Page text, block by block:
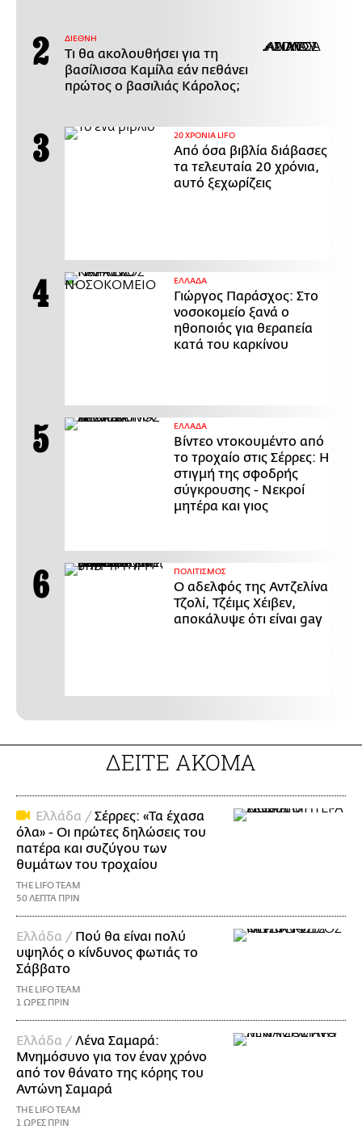
ΔΙΕΘΝΗ
Τι θα ακολουθήσει για τη
βασίλισσα Καμίλα εάν πεθάνει
πρώτος ο βασιλιάς Κάρολος;
20 ΧΡΟΝΙΑ LIFO
Από όσα βιβλία διάβασες
τα τελευταία 20 χρόνια,
αυτό ξεχωρίζεις
ΕΛΛΑΔΑ
Γιώργος Παράσχος: Στο
νοσοκομείο ξανά ο
ηθοποιός για θεραπεία
κατά του καρκίνου
ΕΛΛΑΔΑ
Βίντεο ντοκουμέντο από
το τροχαίο στις Σέρρες: Η
στιγμή της σφοδρής
σύγκρουσης - Νεκροί
μητέρα και γιος
ΠΟΛΙΤΙΣΜΟΣ
Ο αδελφός της Αντζελίνα
Τζολί, Τζέιμς Χέιβεν,
αποκάλυψε ότι είναι gay
ΔΕΙΤΕ ΑΚΟΜΑ
Ελλάδα /Σέρρες: «Τα έχασα
όλα» - Οι πρώτες δηλώσεις του
πατέρα και συζύγου των
θυμάτων του τροχαίου
THE LIFO TEAM
50 ΛΕΠΤΑ ΠΡΙΝ
Ελλάδα / Πού θα είναι πολύ
υψηλός ο κίνδυνος φωτιάς το
Σάββατο
THE LIFO TEAM
1 ΩΡΕΣ ΠΡΙΝ
Ελλάδα /Λένα Σαμαρά:
Μνημόσυνο για τον έναν χρόνο
από τον θάνατο της κόρης του
Αντώνη Σαμαρά
THE LIFO TEAM
1 ΩΡΕΣ ΠΡΙΝ